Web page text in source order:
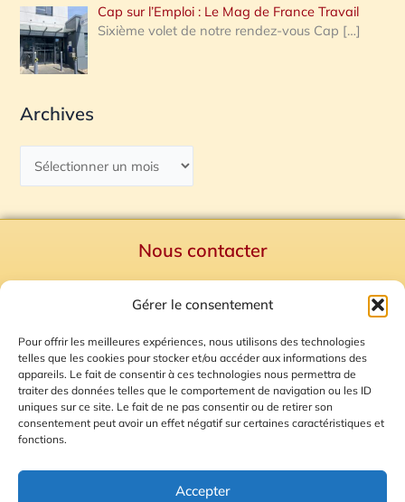
Gérer le consentement
Pour offrir les meilleures expériences, nous utilisons des technologies
telles que les cookies pour stocker et/ou accéder aux informations des
appareils. Le fait de consentir à ces technologies nous permettra de
traiter des données telles que le comportement de navigation ou les ID
uniques sur ce site. Le fait de ne pas consentir ou de retirer son
consentement peut avoir un effet négatif sur certaines caractéristiques et
fonctions.
Accepter
Cap sur l’Emploi : Le Mag de France Travail
Sixième volet de notre rendez-vous Cap […]
Archives
Nous contacter
Mentions Légales
Plan du site
Gestion des Cookies